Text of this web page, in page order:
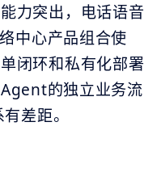
力突出，电话语音
中心产品组合使
闭环和私有化部署
的独立业务流
差距。